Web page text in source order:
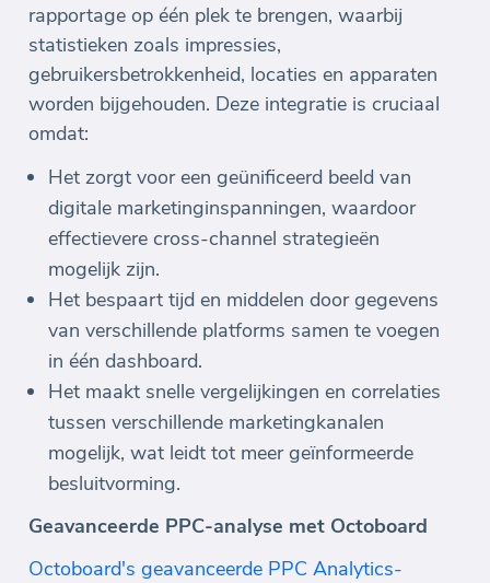
rapportage op één plek te brengen, waarbij
statistieken zoals impressies,
gebruikersbetrokkenheid, locaties en apparaten
worden bijgehouden. Deze integratie is cruciaal
omdat:
Het zorgt voor een geünificeerd beeld van
digitale marketinginspanningen, waardoor
effectievere cross-channel strategieën
mogelijk zijn.
Het bespaart tijd en middelen door gegevens
van verschillende platforms samen te voegen
in één dashboard.
Het maakt snelle vergelijkingen en correlaties
tussen verschillende marketingkanalen
mogelijk, wat leidt tot meer geïnformeerde
besluitvorming.
Geavanceerde PPC-analyse met Octoboard
Octoboard's geavanceerde PPC Analytics-